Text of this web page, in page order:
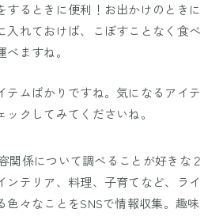
するときに便利！お出かけのときに
入れておけば、こぼすことなく食べ
ますね。
テムばかりですね。気になるアイテ
クしてみてくださいね。
係について調べることが好きな２
ンテリア、料理、子育てなど、ライ
色々なことをSNSで情報収集。趣味